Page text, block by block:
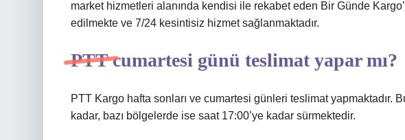
market hizmetleri alanında kendisi ile rekabet eden Bir Günde
edilmekte ve 7/24 kesintisiz hizmet sağlanmaktadır.
PTT cumartesi günü teslimat yapar mı?
PTT Kargo hafta sonları ve cumartesi günleri teslimat yapmaktadır.
kadar, bazı bölgelerde ise saat 17:00’ye kadar sürmektedir.